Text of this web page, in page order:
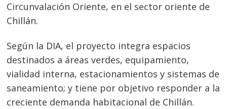
Circunvalación Oriente, en el sector oriente de
Chillán.
Según la DIA, el proyecto integra espacios
destinados a áreas verdes, equipamiento,
vialidad interna, estacionamientos y sistemas de
saneamiento; y tiene por objetivo responder a la
creciente demanda habitacional de Chillán.